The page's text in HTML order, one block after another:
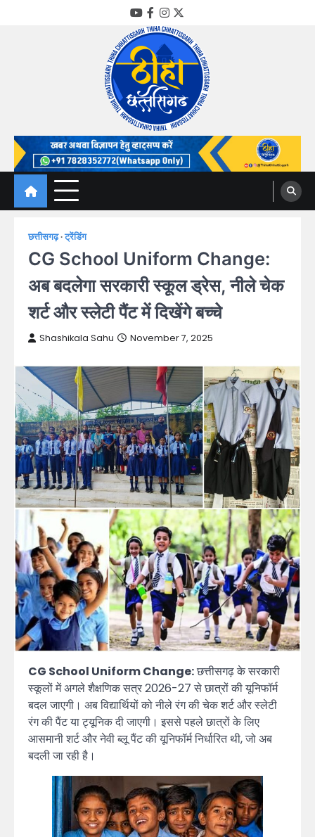
YouTube
Facebook
Instagram
Twitter
Thiha Chhattisgarh
गोठ जन-जन के
छत्तीसगढ़ ट्रेंडिंग
CG School Uniform Change:
अब बदलेगा सरकारी स्कूल ड्रेस, नीले चेक
शर्ट और स्लेटी पैंट में दिखेंगे बच्चे
Shashikala Sahu November 7, 2025
CG School Uniform Change:छत्तीसगढ़ के सरकारी
स्कूलों में अगले शैक्षणिक सत्र 2026-27 से छात्रों की यूनिफॉर्म
बदल जाएगी। अब विद्यार्थियों को नीले रंग की चेक शर्ट और स्लेटी
रंग की पैंट या ट्यूनिक दी जाएगी। इससे पहले छात्रों के लिए
आसमानी शर्ट और नेवी ब्लू पैंट की यूनिफॉर्म निर्धारित थी, जो अब
बदली जा रही है।